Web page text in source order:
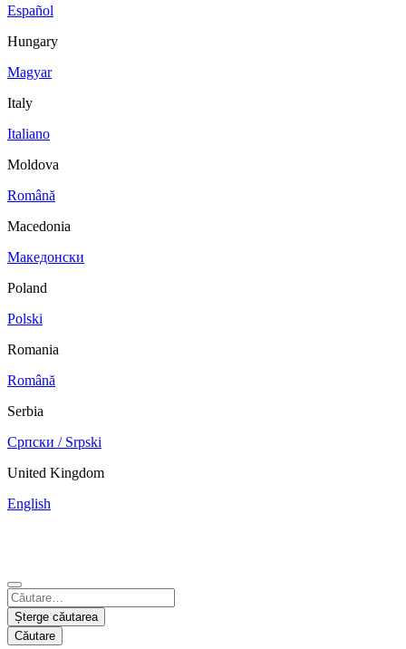
Español
Hungary
Magyar
Italy
Italiano
Moldova
Română
Macedonia
Македонски
Poland
Polski
Romania
Română
Serbia
Српски / Srpski
United Kingdom
English
India
English
Nicaragua
Español
Șterge căutarea
Căutare